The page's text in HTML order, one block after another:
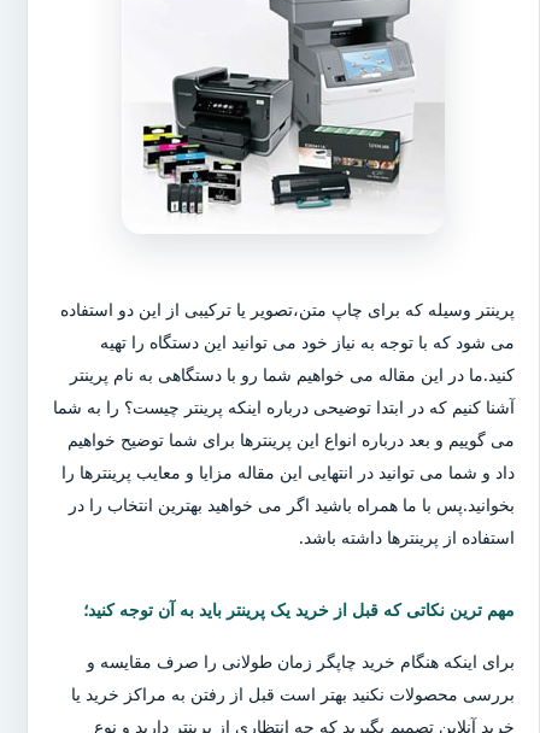
پرینتر وسیله که برای چاپ متن،تصویر یا ترکیبی از این دو استفاده
می شود که با توجه به نیاز خود می توانید این دستگاه را تهیه
کنید.ما در این مقاله می خواهیم شما رو با دستگاهی به نام پرینتر
آشنا کنیم که در ابتدا توضیحی درباره اینکه پرینتر چیست؟ را به شما
می گوییم و بعد درباره انواع این پرینترها برای شما توضیح خواهیم
داد و شما می توانید در انتهایی این مقاله مزایا و معایب پرینترها را
بخوانید.پس با ما همراه باشید اگر می خواهید بهترین انتخاب را در
استفاده از پرینترها داشته باشد.
مهم ترین نکاتی که قبل از خرید یک پرینتر باید به آن توجه کنید؛
برای اینکه هنگام خرید چاپگر زمان طولانی را صرف مقایسه و
بررسی محصولات نکنید بهتر است قبل از رفتن به مراکز خرید یا
خرید آنلاین تصمیم بگیرید که چه انتظاری از پرینتر دارید و نوع